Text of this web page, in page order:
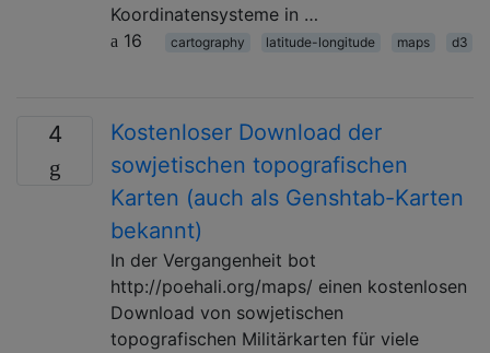
Koordinatensysteme in …
16
cartography latitude-longitude maps d3
4
Kostenloser Download der
sowjetischen topografischen
Karten (auch als Genshtab-Karten
bekannt)
In der Vergangenheit bot
http://poehali.org/maps/ einen kostenlosen
Download von sowjetischen
topografischen Militärkarten für viele